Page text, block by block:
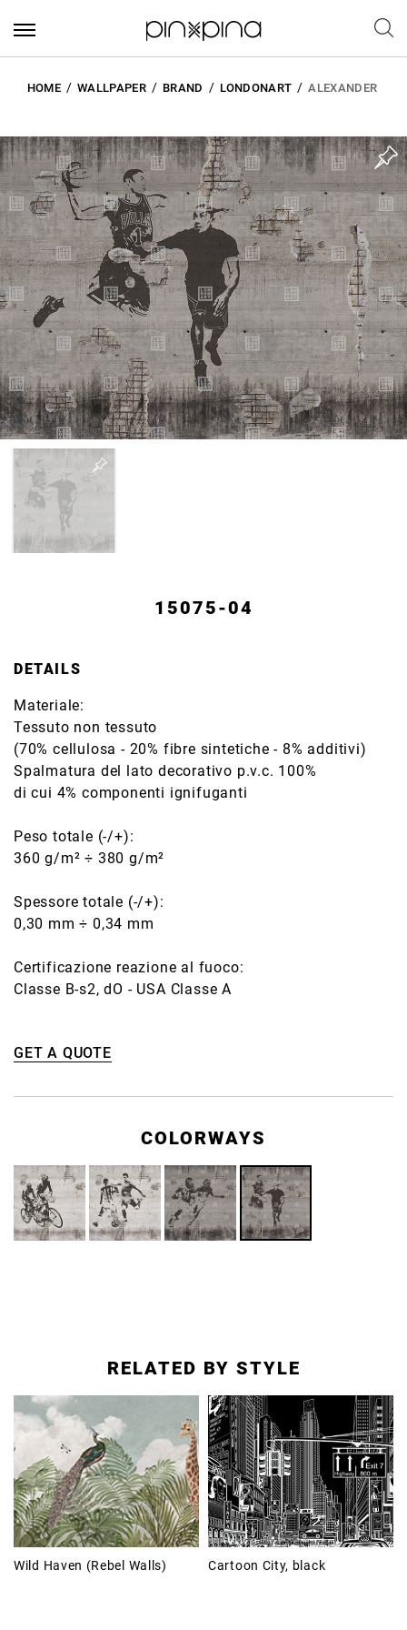
HOME WALLPAPER BRAND LONDONART ALEXANDER
15075-04
DETAILS
Materiale:
Tessuto non tessuto
(70% cellulosa - 20% fibre sintetiche - 8% additivi)
Spalmatura del lato decorativo p.v.c. 100%
di cui 4% componenti ignifuganti
Peso totale (-/+):
360 g/m² ÷ 380 g/m²
Spessore totale (-/+):
0,30 mm ÷ 0,34 mm
Certificazione reazione al fuoco:
Classe B-s2, dO - USA Classe A
GET A QUOTE
COLORWAYS
RELATED BY STYLE
Wild Haven (Rebel Walls) Cartoon City, black